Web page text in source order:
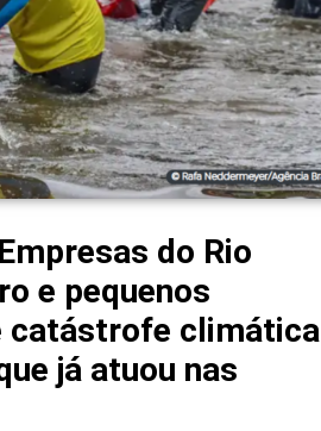
do Rio
e pequenos
catástrofe climática
já atuou nas